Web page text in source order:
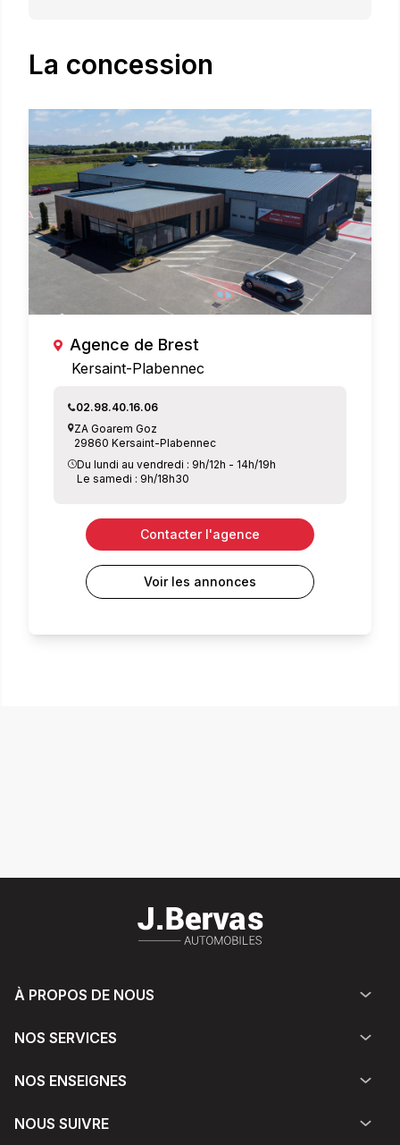
La concession
Agence de Brest
Kersaint-Plabennec
02.98.40.16.06
ZA Goarem Goz
29860 Kersaint-Plabennec
Du lundi au vendredi : 9h/12h - 14h/19h
Le samedi : 9h/18h30
Contacter l'agence
Voir les annonces
À PROPOS DE NOUS
NOS SERVICES
NOS ENSEIGNES
NOUS SUIVRE